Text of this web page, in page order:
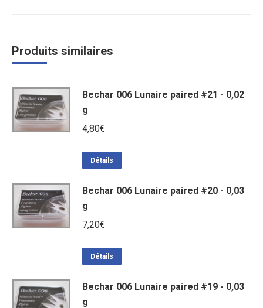
Produits similaires
Bechar 006 Lunaire paired #21 - 0,02
g
4,80€
Détails
Bechar 006 Lunaire paired #20 - 0,03
g
7,20€
Détails
Bechar 006 Lunaire paired #19 - 0,03
g